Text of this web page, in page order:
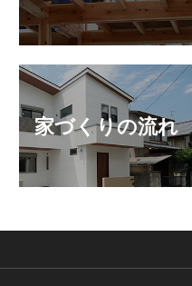
家づくりの流れ